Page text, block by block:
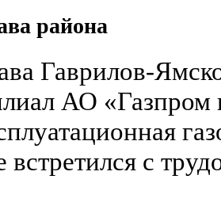
района
Гаврилов-
АО «Газпром
встретился с